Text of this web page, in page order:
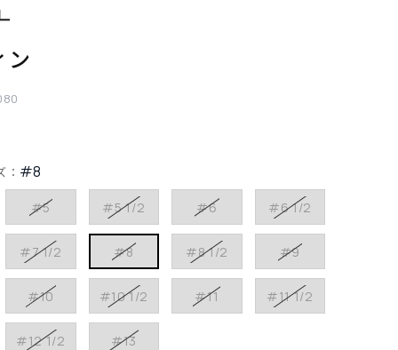
ン
： #8
#5 #5 1/2 #6 #6 1/2
#7 1/2 #8 #8 1/2 #9
#10 #10 1/2 #11 #11 1/2
#12 1/2 #13